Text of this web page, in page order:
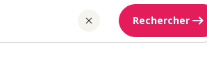
Rechercher